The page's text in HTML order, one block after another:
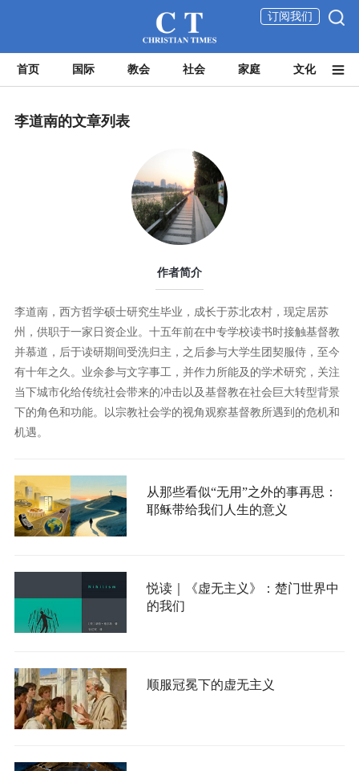
订阅我们
首页 国际 教会 社会 家庭 文化
李道南的文章列表
作者简介
李道南，西方哲学硕士研究生毕业，成长于苏北农村，现定居苏
州，供职于一家日资企业。十五年前在中专学校读书时接触基督教
并慕道，后于读研期间受洗归主，之后参与大学生团契服侍，至今
有十年之久。业余参与文字事工，并作力所能及的学术研究，关注
当下城市化给传统社会带来的冲击以及基督教在社会巨大转型背景
下的角色和功能。以宗教社会学的视角观察基督教所遇到的危机和
机遇。
从那些看似“无用”之外的事再思：
耶稣带给我们人生的意义
悦读｜《虚无主义》：楚门世界中
的我们
顺服冠冕下的虚无主义